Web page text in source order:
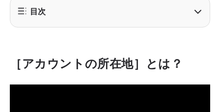
目次
［アカウントの所在地］とは？